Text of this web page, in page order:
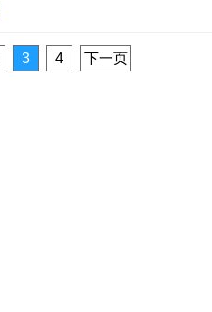
3 4 下一页